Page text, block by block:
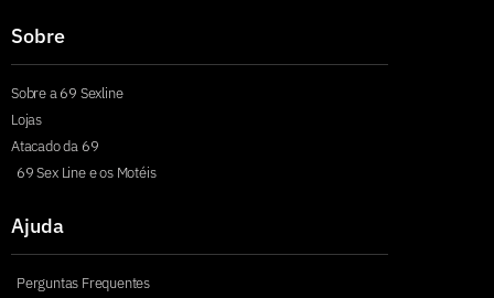
Sobre
Sobre a 69 Sexline
Lojas
Atacado da 69
69 Sex Line e os Motéis
Ajuda
Perguntas Frequentes